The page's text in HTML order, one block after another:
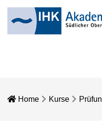
Home Kurse